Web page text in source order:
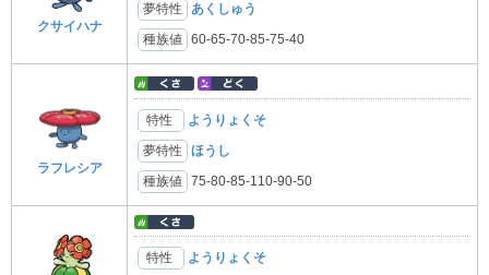
クサイハナ
夢特性 あくしゅう
種族値 60-65-70-85-75-40
ラフレシア
特性 ようりょくそ
夢特性 ほうし
種族値 75-80-85-110-90-50
特性 ようりょくそ